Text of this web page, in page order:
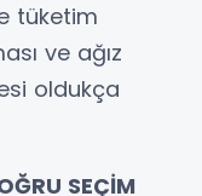
tüketim
ve ağız
oldukça
SEÇİM